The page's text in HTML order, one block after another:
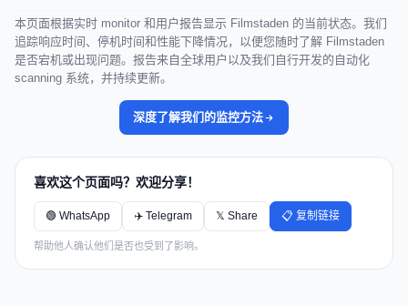
本页面根据实时 monitor 和用户报告显示 Filmstaden 的当前状态。我们
追踪响应时间、停机时间和性能下降情况，以便您随时了解 Filmstaden
是否宕机或出现问题。报告来自全球用户以及我们自行开发的自动化
scanning 系统，并持续更新。
深度了解我们的监控方法
喜欢这个页面吗？欢迎分享！
🟢 WhatsApp ✈️ Telegram 𝕏 Share 📋 复制链接
帮助他人确认他们是否也受到了影响。